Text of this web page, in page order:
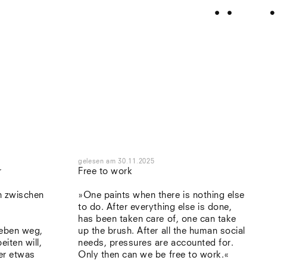
zwischen
weg,
will,
etwas
Free to work
»One paints when there is nothing else
to do. After everything else is done,
has been taken care of, one can take
up the brush. After all the human social
needs, pressures are accounted for.
Only then can we be free to work.«
gelesen am30.11.2025